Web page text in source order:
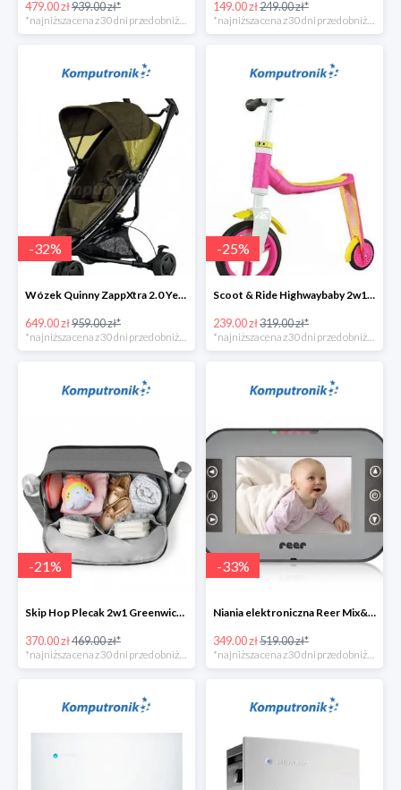
479.00 zł939.00 zł* 149.00 zł249.00 zł*
-32%
Wózek Quinny ZappXtra 2.0 Yellow Denim w super cenie
649.00 zł959.00 zł*
*najniższa cena z 30 dni przed obniżką
-25%
Scoot & Ride Highwaybaby 2w1 w super cenie
239.00 zł319.00 zł*
*najniższa cena z 30 dni przed obniżką
-21%
Skip Hop Plecak 2w1 Greenwich Portobello w super cenie
370.00 zł469.00 zł*
-33%
Niania elektroniczna Reer Mix&Match w super cenie
349.00 zł519.00 zł*